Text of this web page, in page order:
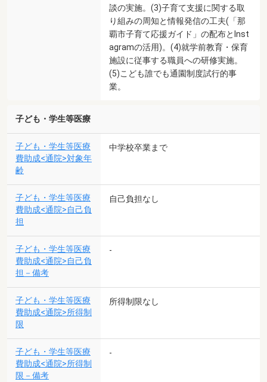
談の実施。(3)子育て支援に関する取
り組みの周知と情報発信の工夫(「那
覇市子育て応援ガイド」の配布とInst
agramの活用)。(4)就学前教育・保育
施設に従事する職員への研修実施。
(5)こども誰でも通園制度試行的事
業。
子ども・学生等医療
子ども・学生等医療
費助成<通院>対象年
齢
中学校卒業まで
子ども・学生等医療
費助成<通院>自己負
担
自己負担なし
子ども・学生等医療
費助成<通院>自己負
担－備考
-
子ども・学生等医療
費助成<通院>所得制
限
所得制限なし
子ども・学生等医療
費助成<通院>所得制
限－備考
-